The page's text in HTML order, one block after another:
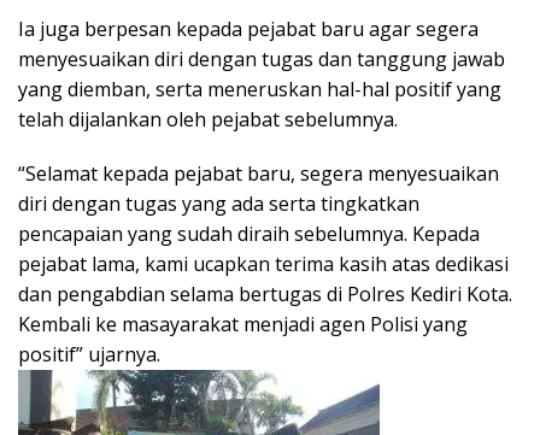
Ia juga berpesan kepada pejabat baru agar segera
menyesuaikan diri dengan tugas dan tanggung jawab
yang diemban, serta meneruskan hal-hal positif yang
telah dijalankan oleh pejabat sebelumnya.
“Selamat kepada pejabat baru, segera menyesuaikan
diri dengan tugas yang ada serta tingkatkan
pencapaian yang sudah diraih sebelumnya. Kepada
pejabat lama, kami ucapkan terima kasih atas dedikasi
dan pengabdian selama bertugas di Polres Kediri Kota.
Kembali ke masayarakat menjadi agen Polisi yang
positif” ujarnya.